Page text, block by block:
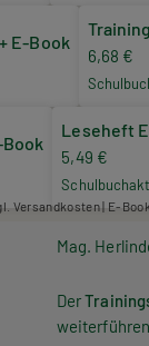
E-Book
6,68 €
Leseheft
5,49 €
Versandkosten | E-
Mag.
Der